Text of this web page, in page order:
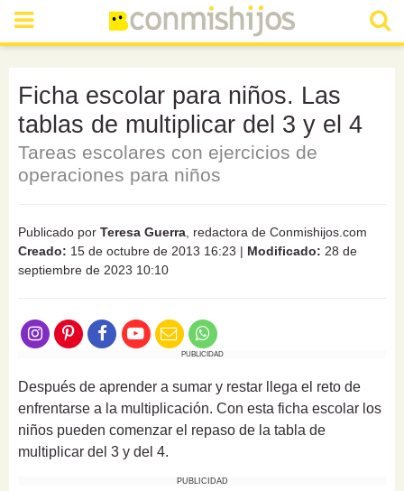
Ficha escolar para niños. Las
tablas de multiplicar del 3 y el 4
Tareas escolares con ejercicios de
operaciones para niños
Publicado por Teresa Guerra , redactora de Conmishijos.com
Creado: 15 de octubre de 2013 16:23 | Modificado: 28 de
septiembre de 2023 10:10
PUBLICIDAD
Después de aprender a sumar y restar llega el reto de
enfrentarse a la multiplicación. Con esta ficha escolar los
niños pueden comenzar el repaso de la tabla de
multiplicar del 3 y del 4.
PUBLICIDAD